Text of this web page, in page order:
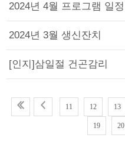
2024년 4월 프로그램 일정
2024년 3월 생신잔치
[인지]삼일절 건곤감리
11 12 13
19 20